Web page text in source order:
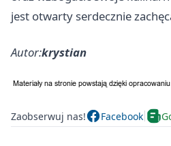
jest otwarty serdecznie
Autor:krystian
Zaobserwuj nas! Facebook